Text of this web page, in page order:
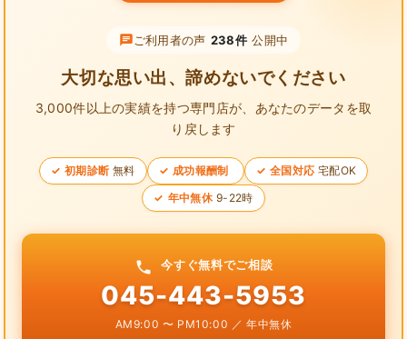
ご利用者の声 238件 公開中
大切な思い出、諦めないでください
3,000件以上の実績を持つ専門店が、 あなたのデータを取
り戻します
初期診断 無料 成功報酬制 全国対応 宅配OK
年中無休 9-22時
今すぐ無料でご相談
045-443-5953
AM9:00 〜 PM10:00 ／ 年中無休